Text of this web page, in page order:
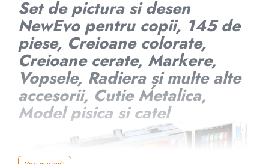
Set de pictura si desen
NewEvo pentru copii, 145 de
piese, Creioane colorate,
Creioane cerate, Markere,
Vopsele, Radiera și multe alte
accesorii, Cutie Metalica,
Model pisica si catel